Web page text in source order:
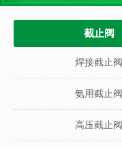
截止阀
焊接截止阀
氨用截止阀
高压截止阀